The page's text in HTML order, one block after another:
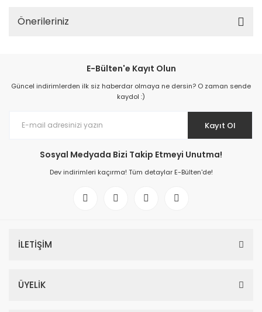
Önerileriniz
E-Bülten'e Kayıt Olun
Güncel indirimlerden ilk siz haberdar olmaya ne dersin? O zaman sende
kaydol :)
Kayıt Ol
Sosyal Medyada Bizi Takip Etmeyi Unutma!
Dev indirimleri kaçırma! Tüm detaylar E-Bülten'de!
İLETİŞİM
ÜYELİK